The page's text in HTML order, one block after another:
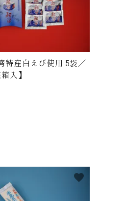
特産白えび使用 5袋／
入】
favorite